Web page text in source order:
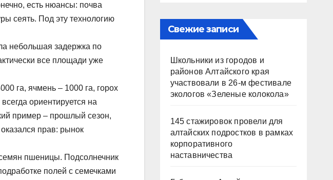
есть нюансы: почва
сеять. Под эту технологию
небольшая задержка по
все площади уже
га, ячмень – 1000 га, горох
ориентируется на
пример – прошлый сезон,
прав: рынок
семян пшеницы. Подсолнечник
полей с семечками
Свежие записи
Школьники из городов и
районов Алтайского края
участвовали в 26-м фестивале
экологов «Зеленые колокола»
145 стажировок провели для
алтайских подростков в рамках
корпоративного
наставничества